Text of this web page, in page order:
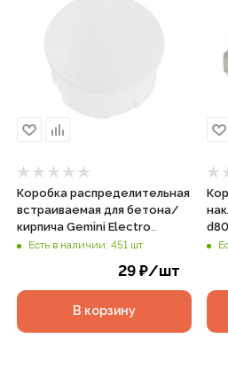
Коробка распределительная
встраиваемая для бетона/
кирпича Gemini Electro
d80х40мм IP20 белая, арт.
Есть в наличии: 451 шт
29₽/шт
В корзину